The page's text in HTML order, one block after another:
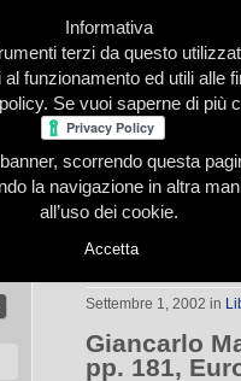
Redazione Le
TraspiCampiello
Settembre 1, 2002 in
Giancarlo
pp. 181,
Informativa
terzi da questo
funzionamento ed utili alle
Se vuoi saperne di più
scorrendo questa
la navigazione in altra
all’uso dei cookie.
Accetta